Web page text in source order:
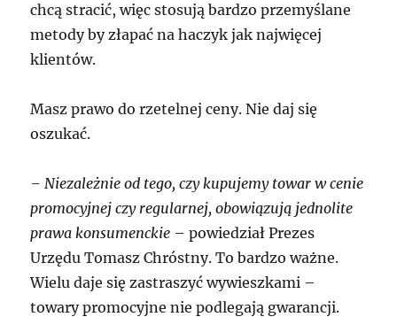
chcą stracić, więc stosują bardzo przemyślane
metody by złapać na haczyk jak najwięcej
klientów.
Masz prawo do rzetelnej ceny. Nie daj się
oszukać.
– Niezależnie od tego, czy kupujemy towar w cenie
promocyjnej czy regularnej, obowiązują jednolite
prawa konsumenckie – powiedział Prezes
Urzędu Tomasz Chróstny. To bardzo ważne.
Wielu daje się zastraszyć wywieszkami –
towary promocyjne nie podlegają gwarancji.